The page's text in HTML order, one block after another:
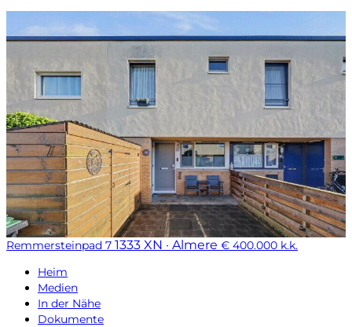
Remmersteinpad 7 1333 XN · Almere € 400.000 k.k.
Heim
Medien
In der Nähe
Dokumente